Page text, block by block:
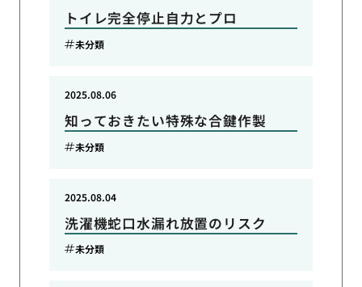
トイレ完全停止自力とプロ
未分類
知っておきたい特殊な合鍵作製
2025.08.06
未分類
洗濯機蛇口水漏れ放置のリスク
2025.08.04
未分類